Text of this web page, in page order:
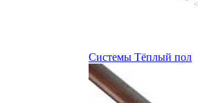
Системы Тёплый пол